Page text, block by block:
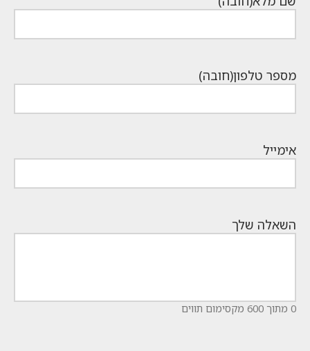
מספר טלפון(חובה)
אימייל
השאלה שלך
0 מתוך 600 מקסימום תווים